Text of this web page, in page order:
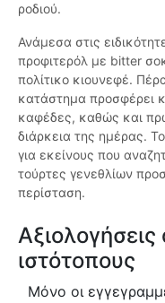
ροδιού.
Ανάμεσα στις
προφιτερόλ με bitter
πολίτικο κιουνεφέ.
κατάστημα προσφέρει
καφέδες, καθώς και
διάρκεια της ημέρας.
για εκείνους που
τούρτες γενεθλίων
περίσταση.
ιστότοπους
Μόνο οι